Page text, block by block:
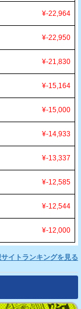
¥-22,964
¥-22,950
¥-21,830
¥-15,164
¥-15,000
¥-14,933
¥-13,337
¥-12,585
¥-12,544
¥-12,000
イトランキングを見る